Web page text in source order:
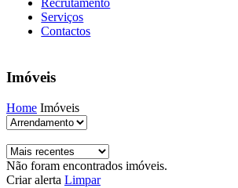
Recrutamento
Serviços
Contactos
Imóveis
Home Imóveis
Não foram encontrados imóveis.
Criar alerta Limpar